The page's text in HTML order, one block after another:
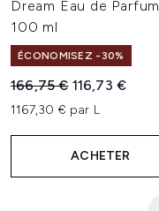
Dream Eau de Parfum
100 ml
ÉCONOMISEZ -30%
Prix de vente :
166,75 € Prix ​​actuel :
116,73 €
1167,30 € par L
ACHETER